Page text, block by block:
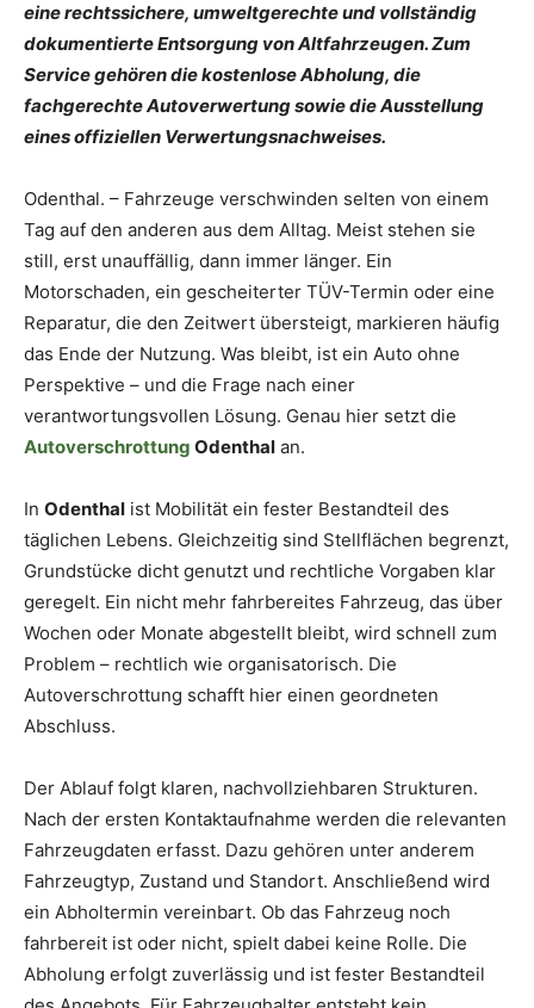
eine rechtssichere, umweltgerechte und vollständig
dokumentierte Entsorgung von Altfahrzeugen. Zum
Service gehören die kostenlose Abholung, die
fachgerechte Autoverwertung sowie die Ausstellung
eines offiziellen Verwertungsnachweises.
Odenthal. – Fahrzeuge verschwinden selten von einem
Tag auf den anderen aus dem Alltag. Meist stehen sie
still, erst unauffällig, dann immer länger. Ein
Motorschaden, ein gescheiterter TÜV-Termin oder eine
Reparatur, die den Zeitwert übersteigt, markieren häufig
das Ende der Nutzung. Was bleibt, ist ein Auto ohne
Perspektive – und die Frage nach einer
verantwortungsvollen Lösung. Genau hier setzt die
Autoverschrottung Odenthal an.
In Odenthal ist Mobilität ein fester Bestandteil des
täglichen Lebens. Gleichzeitig sind Stellflächen begrenzt,
Grundstücke dicht genutzt und rechtliche Vorgaben klar
geregelt. Ein nicht mehr fahrbereites Fahrzeug, das über
Wochen oder Monate abgestellt bleibt, wird schnell zum
Problem – rechtlich wie organisatorisch. Die
Autoverschrottung schafft hier einen geordneten
Abschluss.
Der Ablauf folgt klaren, nachvollziehbaren Strukturen.
Nach der ersten Kontaktaufnahme werden die relevanten
Fahrzeugdaten erfasst. Dazu gehören unter anderem
Fahrzeugtyp, Zustand und Standort. Anschließend wird
ein Abholtermin vereinbart. Ob das Fahrzeug noch
fahrbereit ist oder nicht, spielt dabei keine Rolle. Die
Abholung erfolgt zuverlässig und ist fester Bestandteil